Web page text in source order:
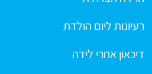
רעיונות ליום הולדת
דיכאון אחרי לידה